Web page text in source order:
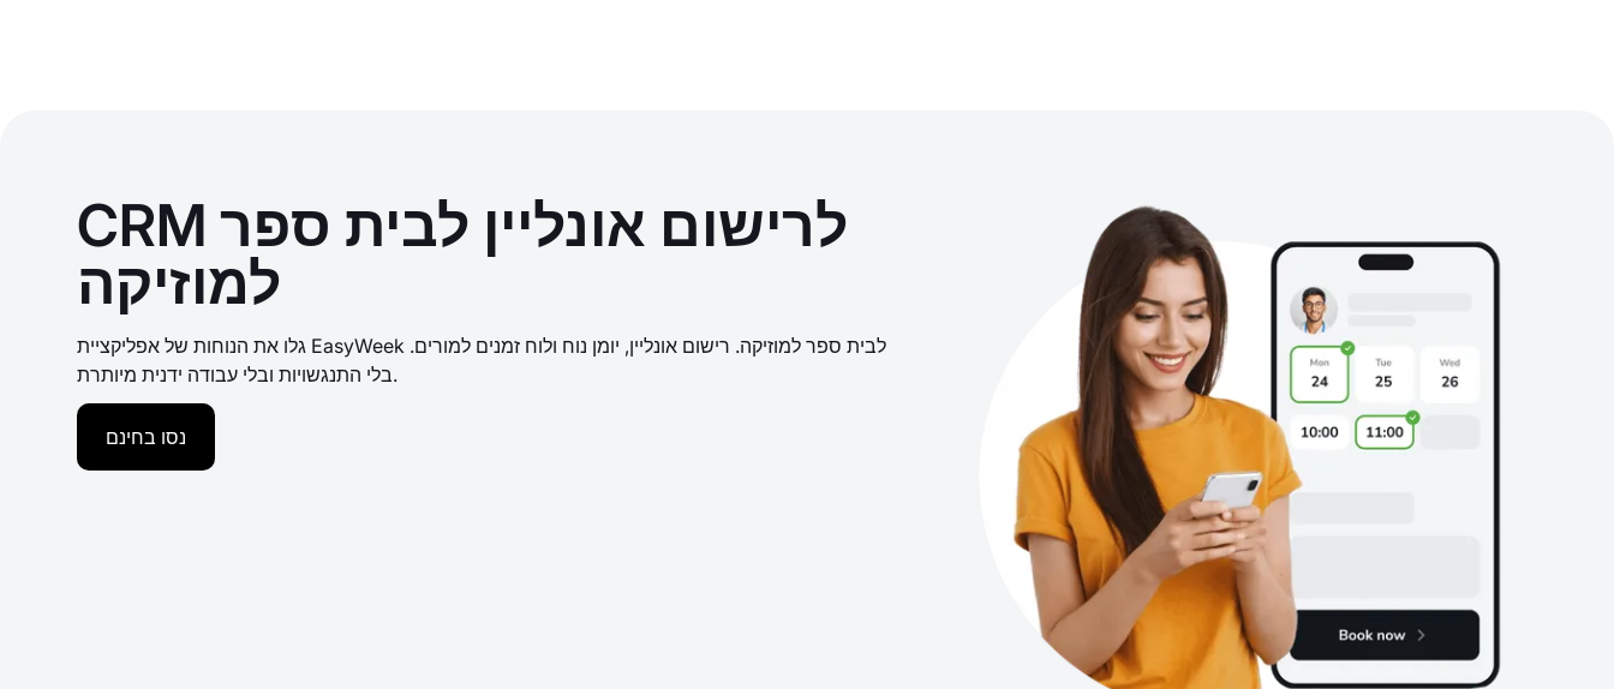
CRM לרישום אונליין לבית ספר
למוזיקה
גלו את הנוחות של אפליקציית EasyWeek לבית ספר למוזיקה. רישום אונליין, יומן נוח ולוח זמנים למורים.
בלי התנגשויות ובלי עבודה ידנית מיותרת.
נסו בחינם